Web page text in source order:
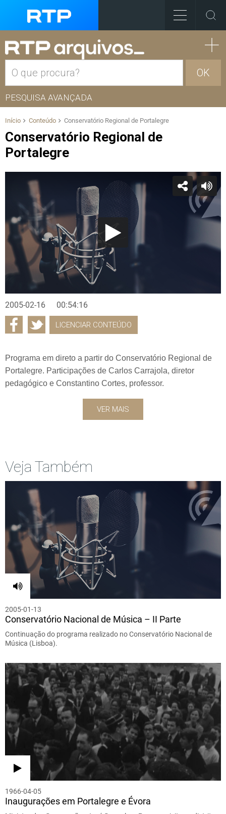
OK
PESQUISA AVANÇADA
Início Conteúdo Conservatório Regional de Portalegre
Conservatório Regional de
Portalegre
2005-02-16 00:54:16
LICENCIAR CONTEÚDO
Programa em direto a partir do Conservatório Regional de
Portalegre. Participações de Carlos Carrajola, diretor
pedagógico e Constantino Cortes, professor.
VER MAIS
Veja Também
2005-01-13
Conservatório Nacional de Música – II Parte
Continuação do programa realizado no Conservatório Nacional de
Música (Lisboa).
1966-04-05
Inaugurações em Portalegre e Évora